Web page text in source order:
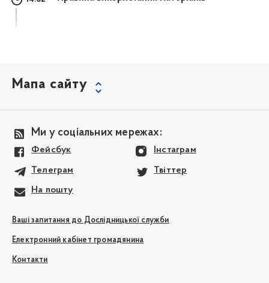
Мапа сайту
Ми у соціальних мережах:
Фейсбук Інстаграм
Телеграм Твіттер
На пошту
Ваші запитання до Дослідницької служби
Електронний кабінет громадянина
Контакти